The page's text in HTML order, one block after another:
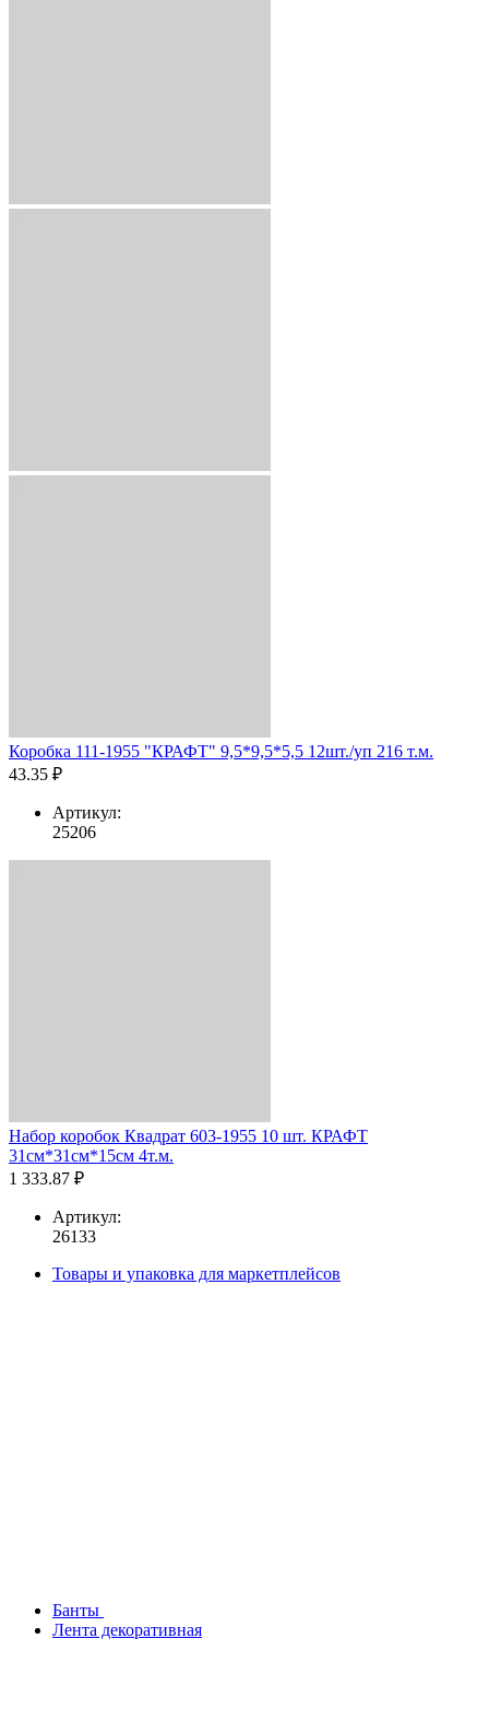
Коробка 111-1955 "КРАФТ" 9,5*9,5*5,5 12шт./уп 216 т.м.
43.35 ₽
Артикул:
25206
Набор коробок Квадрат 603-1955 10 шт. КРАФТ
31см*31см*15см 4т.м.
1 333.87 ₽
Артикул:
26133
Товары и упаковка для маркетплейсов
Банты
Лента декоративная